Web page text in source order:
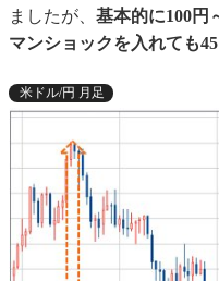
ましたが、 基本的に100円
マンショックを入れても
米ドル/円 月足